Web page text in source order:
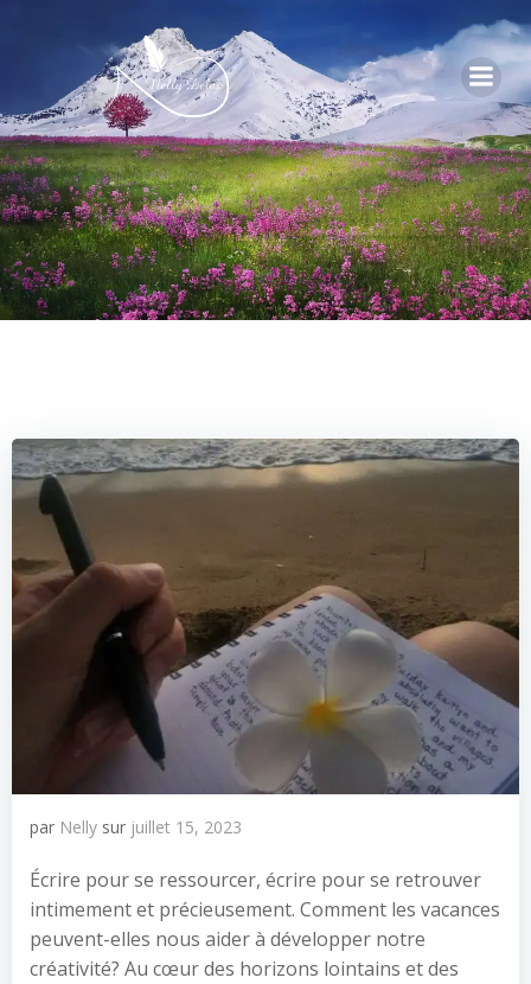
par Nelly sur juillet 15, 2023
Écrire pour se ressourcer, écrire pour se retrouver
intimement et précieusement. Comment les vacances
peuvent-elles nous aider à développer notre
créativité? Au cœur des horizons lointains et des